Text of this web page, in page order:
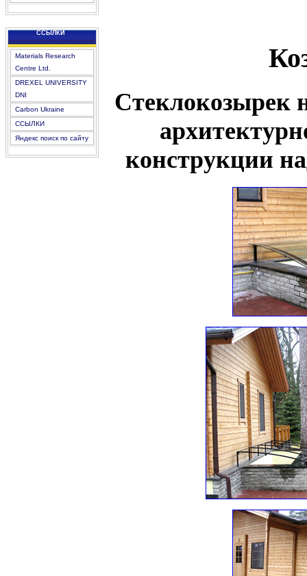
CCЫЛКИ
Materials Research
Centre Ltd.
DREXEL UNIVERSITY
DNI
Carbon Ukraine
ССЫЛКИ
Яндекс поиск по сайту
Стеклокозырек
конструкции